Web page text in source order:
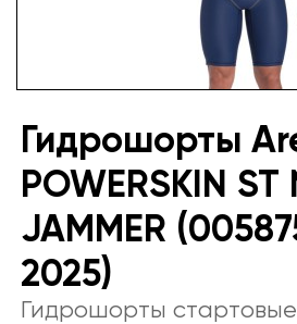
Гидрошорты
POWERSKIN ST
JAMMER
2025)
Гидрошорты стартовые